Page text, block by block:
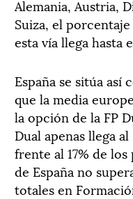
Alemania, Austria,
Suiza, el
esta vía llega hasta
España se sitúa así
que la media
la opción de la FP
Dual apenas llega
frente al 17% de los
de España no
totales en